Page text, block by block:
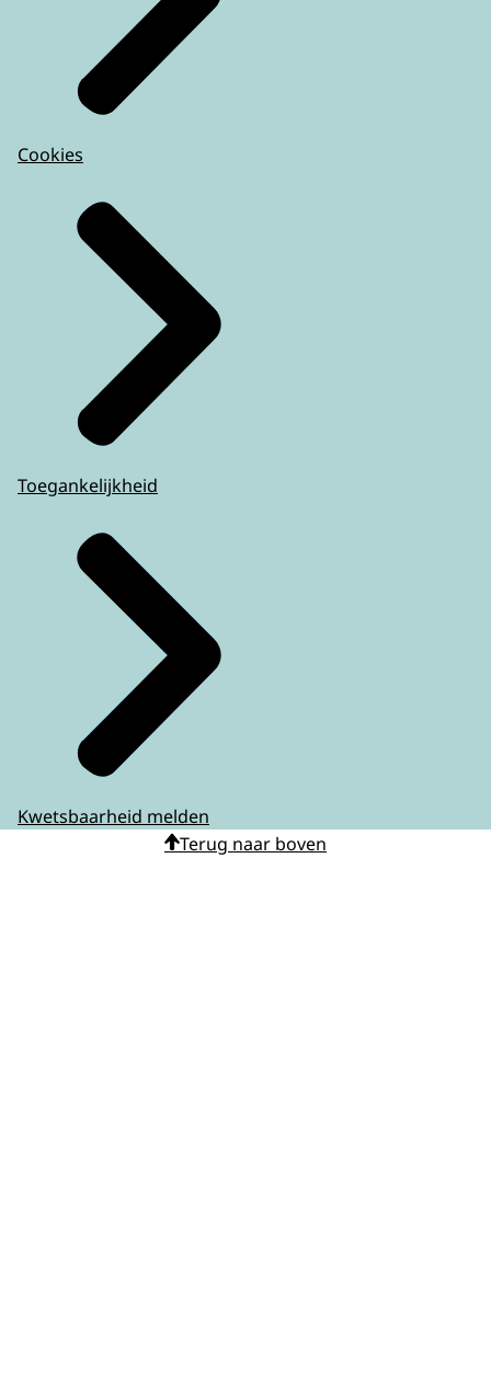
Cookies
Toegankelijkheid
Kwetsbaarheid melden
Terug naar boven